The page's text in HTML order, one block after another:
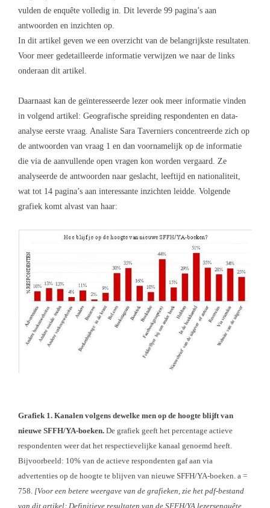
vulden de enquête volledig in. Dit leverde 99 pagina’s aan
antwoorden en inzichten op.
In dit artikel geven we een overzicht van de belangrijkste resultaten.
Voor meer gedetailleerde informatie verwijzen we naar de links
onderaan dit artikel.
Daarnaast kan de geïnteresseerde lezer ook meer informatie vinden
in volgend artikel: Geografische spreiding respondenten en data-
analyse eerste vraag. Analiste Sara Taverniers concentreerde zich op
de antwoorden van vraag 1 en dan voornamelijk op de informatie
die via de aanvullende open vragen kon worden vergaard. Ze
analyseerde de antwoorden naar geslacht, leeftijd en nationaliteit,
wat tot 14 pagina’s aan interessante inzichten leidde. Volgende
grafiek komt alvast van haar:
Grafiek 1. Kanalen volgens dewelke men op de hoogte blijft van
nieuwe SFFH/YA-boeken. De grafiek geeft het percentage actieve
respondenten weer dat het respectievelijke kanaal genoemd heeft.
Bijvoorbeeld: 10% van de actieve respondenten gaf aan via
advertenties op de hoogte te blijven van nieuwe SFFH/YA-boeken. a =
758. [Voor een betere weergave van de grafieken, zie het pdf-bestand
van dit artikel: Definitieve resultaten van de SFFH/YA lezersenquête